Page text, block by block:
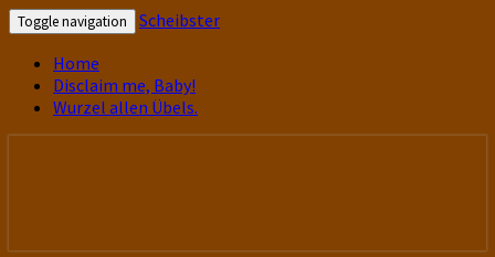
Toggle navigation
Scheibster
Home
Disclaim me, Baby!
Wurzel allen Übels.